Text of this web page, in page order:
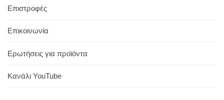
Επιστροφές
Επικοινωνία
Ερωτήσεις για προϊόντα
Κανάλι YouTube